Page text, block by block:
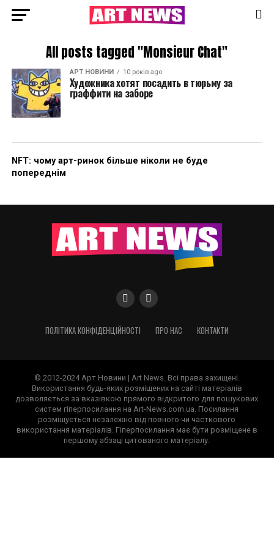
All posts tagged "Monsieur Chat"
АРТ НОВИНИ 10 років ago
Художника хотят посадить в тюрьму за
граффити на заборе
NFT: чому арт-ринок більше ніколи не буде
попереднім
ПОЛІТИКА КОНФІДЕНЦІЙНОСТІ ПРО НАС КОНТАКТИ
© 2012-2024 Арт Новини | Art News. Всі права захищені.
Використання будь-яких розміщених на сайті матеріалів
дозволяється за вказівкою прямого відкритого для пошукових
систем гіперпосилання на Art-News.com.ua. Посилання
розміщується незалежно від повного чи часткового
використання матеріалів. Гіперпосилання має бути розміщене в
першому абзаці цитованого матеріалу.